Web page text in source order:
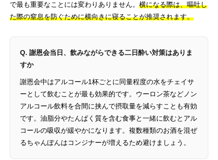
で最も重要なことには変わりありません。 横になる際は、嘔吐し
た際の窒息を防ぐために横向きに寝ることが推奨されます。
Q. 謝恩会当日、飲みながらできる二日酔い対策はありま
すか
謝恩会中はアルコール1杯ごとに同量程度の水をチェイサ
ーとして飲むことが最も効果的です。ウーロン茶などノン
アルコール飲料を合間に挟んで摂取量を減らすことも有効
です。油脂分やたんぱく質を含む食事と一緒に飲むとアル
コールの吸収が緩やかになります。複数種類のお酒を混ぜ
るちゃんぽんはコンジナーが増えるため避けましょう。